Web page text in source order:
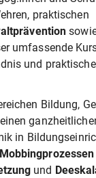
praktischen
umfassende
und
Bildung,
in
und